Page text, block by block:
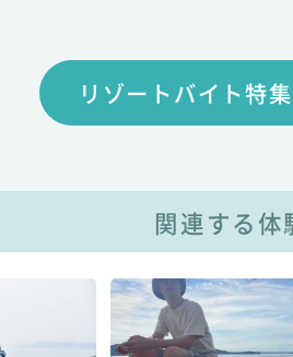
リゾートバイト特
関連する体